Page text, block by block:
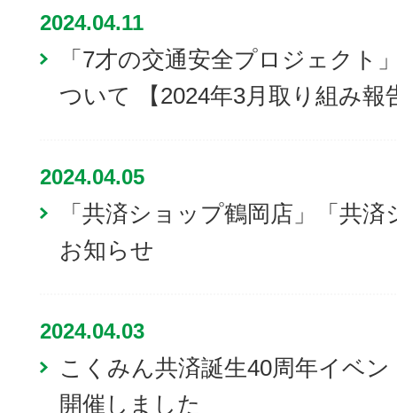
2024.04.11
「7才の交通安全プロジェクト
ついて 【2024年3月取り組み報
2024.04.05
「共済ショップ鶴岡店」「共
お知らせ
2024.04.03
こくみん共済誕生40周年イベ
開催しました